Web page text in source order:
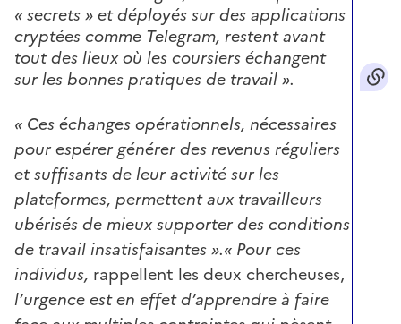
« secrets » et déployés sur des applications
cryptées comme Telegram, restent avant
tout des lieux où les coursiers échangent
sur les bonnes pratiques de travail ».
« Ces échanges opérationnels, nécessaires
pour espérer générer des revenus réguliers
et suffisants de leur activité sur les
plateformes, permettent aux travailleurs
ubérisés de mieux supporter des conditions
de travail insatisfaisantes ».« Pour ces
individus, rappellent les deux chercheuses,
l’urgence est en effet d’apprendre à faire